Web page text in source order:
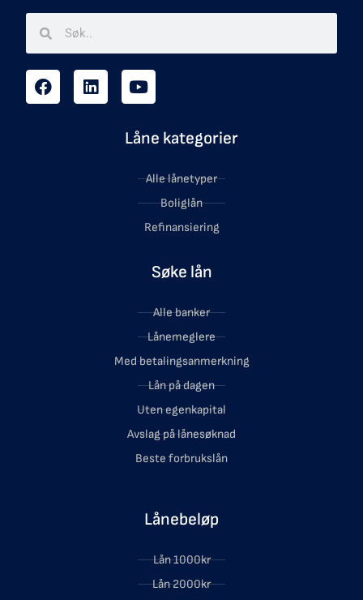
Låne kategorier
Alle lånetyper
Boliglån
Refinansiering
Søke lån
Alle banker
Lånemeglere
Med betalingsanmerkning
Lån på dagen
Uten egenkapital
Avslag på lånesøknad
Beste forbrukslån
Lånebeløp
Lån 1000kr
Lån 2000kr